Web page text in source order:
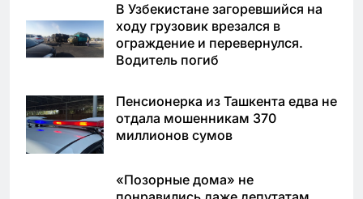
В Узбекистане загоревшийся на
ходу грузовик врезался в
ограждение и перевернулся.
Водитель погиб
Пенсионерка из Ташкента едва не
отдала мошенникам 370
миллионов сумов
«Позорные дома» не